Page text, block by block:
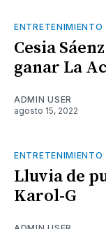
ENTRETENIMIENTO
Cesia
ganar La
ADMIN USER
agosto 15, 2022
ENTRETENIMIENTO
Lluvia de
Karol-G